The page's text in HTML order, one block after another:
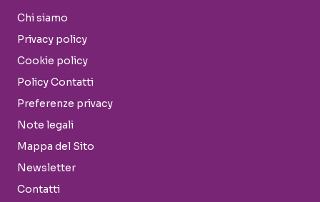
Chi siamo
Privacy policy
Cookie policy
Policy Contatti
Preferenze privacy
Note legali
Mappa del Sito
Newsletter
Contatti